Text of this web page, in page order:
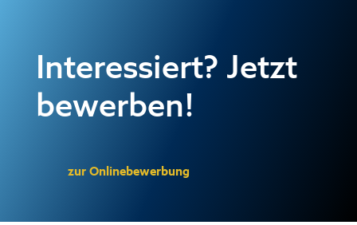
Interessiert? Jetzt
bewerben!
zur Onlinebewerbung